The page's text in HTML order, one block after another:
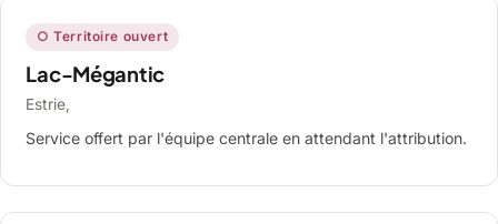
○ Territoire ouvert
Lac-Mégantic
Estrie,
Service offert par l'équipe centrale en attendant l'attribution.